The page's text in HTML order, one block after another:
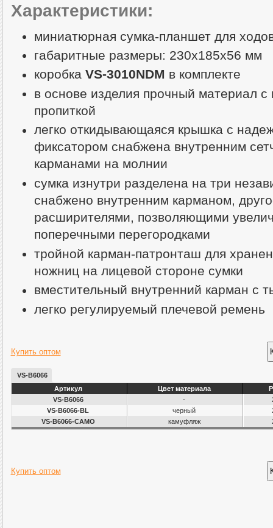
Характеристики:
миниатюрная сумка-планшет для
габаритные размеры: 230х185х56 мм
коробка VS-3010NDM в комплекте
в основе изделия прочный материал
пропиткой
легко откидывающаяся крышка с
фиксатором снабжена внутренним
карманами на молнии
сумка изнутри разделена на три
снабжено внутренним карманом,
расширителями, позволяющими
поперечными перегородками
тройной карман-патронташ для
ножниц на лицевой стороне сумки
вместительный внутренний карман с
легко регулируемый плечевой ремень
Купить оптом
VS-B6066
Артикул
Цвет материала
VS-B6066
-
VS-B6066-BL
черный
VS-B6066-CAMO
камуфляж
Купить оптом